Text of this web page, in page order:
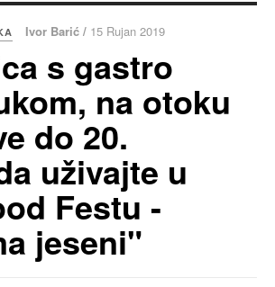
Ivor Barić / 15 Rujan 2019
s gastro
na otoku
do 20.
uživajte u
Festu -
jeseni"